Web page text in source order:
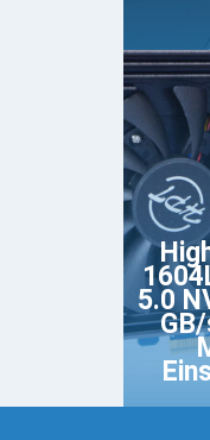
5.0